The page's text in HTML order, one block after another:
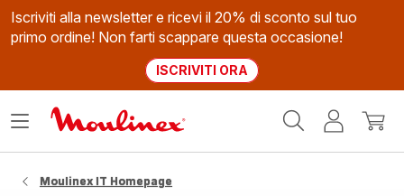
Iscriviti alla newsletter e ricevi il 20% di sconto sul tuo
primo ordine! Non farti scappare questa occasione!
ISCRIVITI ORA
Il
Apri
Moulinex IT Homepage